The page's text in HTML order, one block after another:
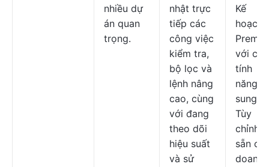
nhiều dự
án quan
trọng.
nhật trực
tiếp các
công việc
kiểm tra,
bộ lọc và
lệnh nâng
cao, cùng
với đang
theo dõi
hiệu suất
và sử
Kế
hoạch
với các
tính
năng
sung;
Tùy
chỉnh
sẵn
doanh